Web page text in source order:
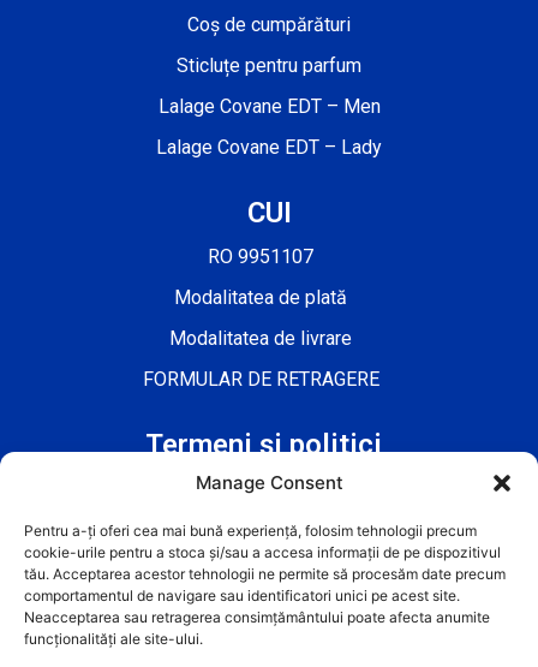
Manage Consent
Pentru a-ți oferi cea mai bună experiență, folosim tehnologii precum
cookie-urile pentru a stoca și/sau a accesa informații de pe dispozitivul
tău. Acceptarea acestor tehnologii ne permite să procesăm date precum
comportamentul de navigare sau identificatori unici pe acest site.
Neacceptarea sau retragerea consimțământului poate afecta anumite
funcționalități ale site-ului.
Coș de cumpărături
Sticluțe pentru parfum
Lalage Covane EDT – Men
Lalage Covane EDT – Lady
CUI
RO 9951107
Modalitatea de plată
Modalitatea de livrare
FORMULAR DE RETRAGERE
Termeni și politici
Termeni și Condiții
Politica cookie-urilor
Politica de confidențialitate